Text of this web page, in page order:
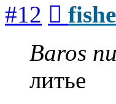
#12
Baros
литье